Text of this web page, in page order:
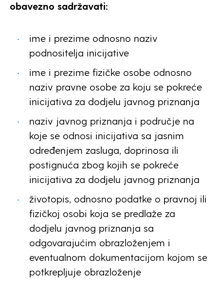
obavezno sadržavati:
ime i prezime odnosno naziv
podnositelja inicijative
ime i prezime fizičke osobe odnosno
naziv pravne osobe za koju se pokreće
inicijativa za dodjelu javnog priznanja
naziv javnog priznanja i područje na
koje se odnosi inicijativa sa jasnim
određenjem zasluga, doprinosa ili
postignuća zbog kojih se pokreće
inicijativa za dodjelu javnog priznanja
životopis, odnosno podatke o pravnoj ili
fizičkoj osobi koja se predlaže za
dodjelu javnog priznanja sa
odgovarajućim obrazloženjem i
eventualnom dokumentacijom kojom se
potkrepljuje obrazloženje